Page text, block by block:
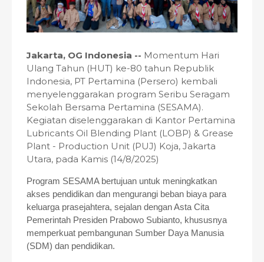
Jakarta, OG Indonesia -- Momentum Hari
Ulang Tahun (HUT) ke-80 tahun Republik
Indonesia, PT Pertamina (Persero) kembali
menyelenggarakan program Seribu Seragam
Sekolah Bersama Pertamina (SESAMA).
Kegiatan diselenggarakan di Kantor Pertamina
Lubricants Oil Blending Plant (LOBP) & Grease
Plant - Production Unit (PUJ) Koja, Jakarta
Utara, pada Kamis (14/8/2025)
Program SESAMA bertujuan untuk meningkatkan
akses pendidikan dan mengurangi beban biaya para
keluarga prasejahtera, sejalan dengan Asta Cita
Pemerintah Presiden Prabowo Subianto, khususnya
memperkuat pembangunan Sumber Daya Manusia
(SDM) dan pendidikan.